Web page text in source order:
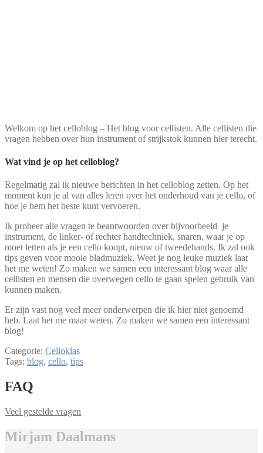
Welkom op het celloblog – Het blog voor cellisten. Alle cellisten die
vragen hebben over hun instrument of strijkstok kunnen hier terecht.
Wat vind je op het celloblog?
Regelmatig zal ik nieuwe berichten in het celloblog zetten. Op het
moment kun je al van alles leren over het onderhoud van je cello, of
hoe je hem het beste kunt vervoeren.
Ik probeer alle vragen te beantwoorden over bijvoorbeeld je
instrument, de linker- of rechter handtechniek, snaren, waar je op
moet letten als je een cello koopt, nieuw of tweedehands. Ik zal ook
tips geven voor mooie bladmuziek. Weet je nog leuke muziek laat
het me weten! Zo maken we samen een interessant blog waar alle
cellisten en mensen die overwegen cello te gaan spelen gebruik van
kunnen maken.
Er zijn vast nog veel meer onderwerpen die ik hier niet genoemd
heb. Laat het me maar weten. Zo maken we samen een interessant
blog!
Categorie: Celloklas
Tags: blog, cello, tips
FAQ
Veel gestelde vragen
Mirjam Daalmans